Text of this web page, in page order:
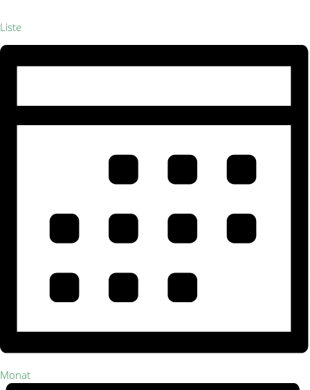
Liste
Monat